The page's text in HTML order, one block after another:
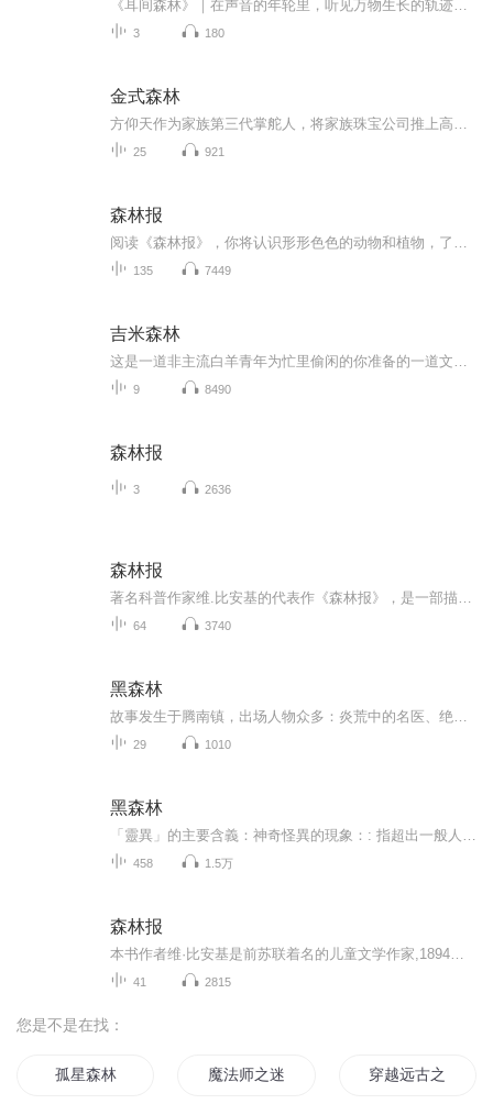
3 180
金式森林
25 921
森林报
135 7449
吉米森林
9 8490
森林报
3 2636
森林报
64 3740
黑森林
29 1010
黑森林
458 1.5万
森林报
41 2815
您是不是在找：
孤星森林 魔法师之迷雾森林 穿越远古之森林